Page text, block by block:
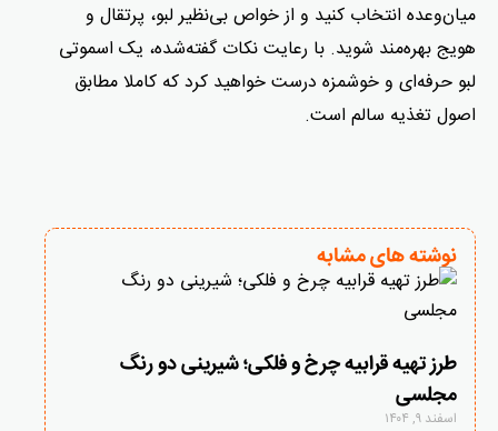
میان‌وعده انتخاب کنید و از خواص بی‌نظیر لبو، پرتقال و
هویج بهره‌مند شوید. با رعایت نکات گفته‌شده، یک اسموتی
لبو حرفه‌ای و خوشمزه درست خواهید کرد که کاملا مطابق
اصول تغذیه سالم است.
نوشته های مشابه
طرز تهیه قرابیه چرخ و فلکی؛ شیرینی دو رنگ
مجلسی
اسفند ۹, ۱۴۰۴